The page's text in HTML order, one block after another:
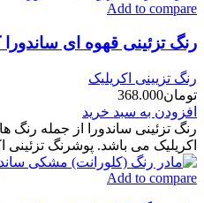
Add to compare
رنگ تزئینی قهوه ای ساندورا کد 133
رنگ تزیینی اکریلیک
تومان368.000
افزودن به سبد خرید
رنگ تزئینی ساندورا از جمله رنگ
اکریلیک می باشد. پوشرنگ تزئینی
Add to compare